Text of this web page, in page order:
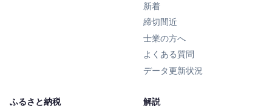
新着
締切間近
士業の方へ
よくある質問
データ更新状況
ふるさと納税 解説